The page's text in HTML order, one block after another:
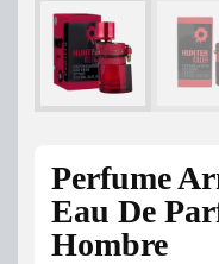
Perfume
Eau De
Hombre